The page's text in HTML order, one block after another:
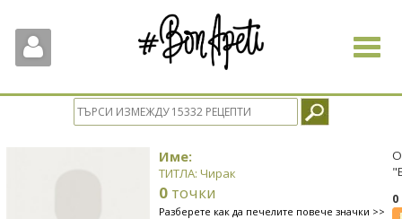
Toggle
Име:
ТИТЛА: Чирак
0 точки
Разберете как да печелите повече значки >>